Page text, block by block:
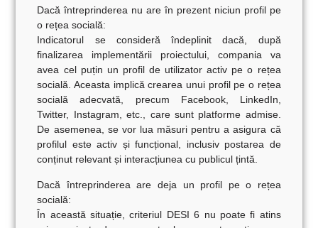
Dacă întreprinderea nu are în prezent niciun profil pe
o rețea socială:
Indicatorul se consideră îndeplinit dacă, după
finalizarea implementării proiectului, compania va
avea cel puțin un profil de utilizator activ pe o rețea
socială. Aceasta implică crearea unui profil pe o rețea
socială adecvată, precum Facebook, LinkedIn,
Twitter, Instagram, etc., care sunt platforme admise.
De asemenea, se vor lua măsuri pentru a asigura că
profilul este activ și funcțional, inclusiv postarea de
conținut relevant și interacțiunea cu publicul țintă.
Dacă întreprinderea are deja un profil pe o rețea
socială:
În această situație, criteriul DESI 6 nu poate fi atins